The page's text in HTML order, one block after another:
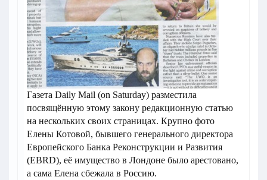
Газета Daily Mail (on Saturday) разместила
посвящённую этому закону редакционную статью
на нескольких своих страницах. Крупно фото
Елены Котовой, бывшего генерального директора
Европейского Банка Реконструкции и Развития
(EBRD), её имущество в Лондоне было арестовано,
а сама Елена сбежала в Россию.